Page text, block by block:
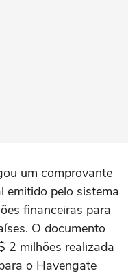
um comprovante
emitido pelo sistema
financeiras para
O documento
2 milhões realizada
o Havengate